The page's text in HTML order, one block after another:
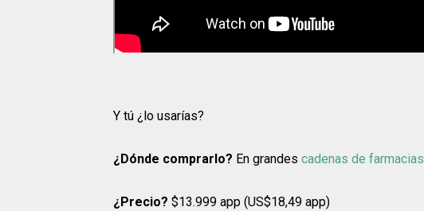
Y tú ¿lo usarías?
¿Dónde comprarlo? En grandes cadenas de farmacias
¿Precio? $13.999 app (US$18,49 app)